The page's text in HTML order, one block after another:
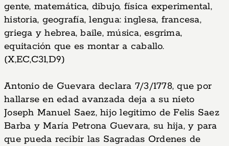
gente, matemática, dibujo, física experimental,
historia, geografía, lengua: inglesa, francesa,
griega y hebrea, baile, música, esgrima,
equitación que es montar a caballo.
(X,EC,C31,D9)
Antonio de Guevara declara 7/3/1778, que por
hallarse en edad avanzada deja a su nieto
Joseph Manuel Saez, hijo legitimo de Felis Saez
Barba y María Petrona Guevara, su hija, y para
que pueda recibir las Sagradas Ordenes de